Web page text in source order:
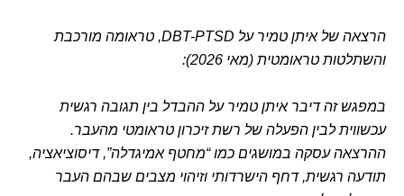
הרצאה של איתן טמיר על DBT-PTSD, טראומה מורכבת
והשתלטות טראומטית (מאי 2026):
במפגש זה דיבר איתן טמיר על ההבדל בין תגובה רגשית
עכשווית לבין הפעלה של רשת זיכרון טראומטי מהעבר.
ההרצאה עסקה במושגים כמו “מחטף אמיגדלה”, דיסוציאציה,
תודעה רגשית, דחף הישרדותי וזיהוי מצבים שבהם העבר